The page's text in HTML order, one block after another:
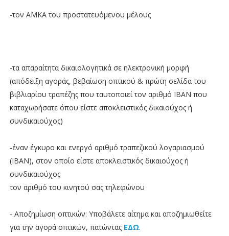
-τον ΑΜΚΑ του προστατευόμενου μέλους
-τα απαραίτητα δικαιολογητικά σε ηλεκτρονική μορφή
(απόδειξη αγοράς, βεβαίωση οπτικού & πρώτη σελίδα του
βιβλιαρίου τραπέζης που ταυτοποιεί τον αριθμό IBAN που
καταχωρήσατε όπου είστε αποκλειστικός δικαιούχος ή
συνδικαιούχος)
-έναν έγκυρο και ενεργό αριθμό τραπεζικού λογαριασμού
(IBAN), στον οποίο είστε αποκλειστικός δικαιούχος ή
συνδικαιούχος
τον αριθμό του κινητού σας τηλεφώνου
- Αποζημίωση οπτικών: Υποβάλετε αίτημα και αποζημιωθείτε
για την αγορά οπτικών, πατώντας ΕΔΩ.